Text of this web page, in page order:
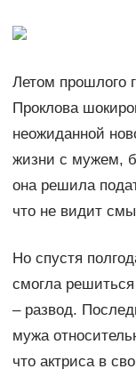
Летом прошлого
Проклова
неожиданной
жизни с мужем,
она решила
что не видит
Но спустя
смогла
– развод.
мужа
что актриса в